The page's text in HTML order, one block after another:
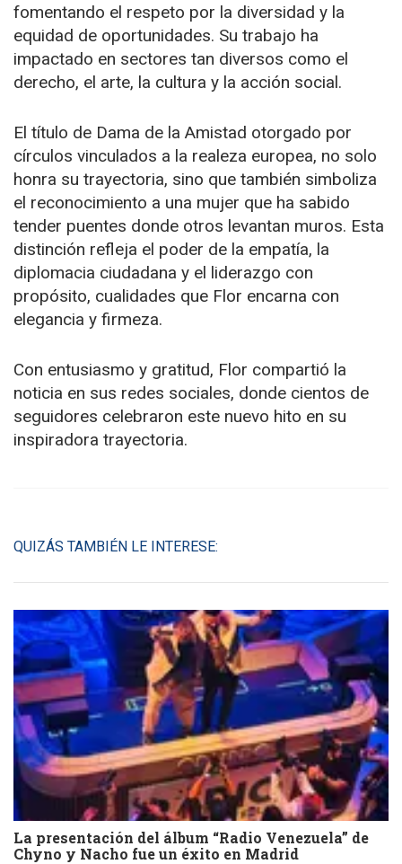
fomentando el respeto por la diversidad y la
equidad de oportunidades. Su trabajo ha
impactado en sectores tan diversos como el
derecho, el arte, la cultura y la acción social.
El título de Dama de la Amistad otorgado por
círculos vinculados a la realeza europea, no solo
honra su trayectoria, sino que también simboliza
el reconocimiento a una mujer que ha sabido
tender puentes donde otros levantan muros. Esta
distinción refleja el poder de la empatía, la
diplomacia ciudadana y el liderazgo con
propósito, cualidades que Flor encarna con
elegancia y firmeza.
Con entusiasmo y gratitud, Flor compartió la
noticia en sus redes sociales, donde cientos de
seguidores celebraron este nuevo hito en su
inspiradora trayectoria.
QUIZÁS TAMBIÉN LE INTERESE:
La presentación del álbum “Radio Venezuela” de
Chyno y Nacho fue un éxito en Madrid